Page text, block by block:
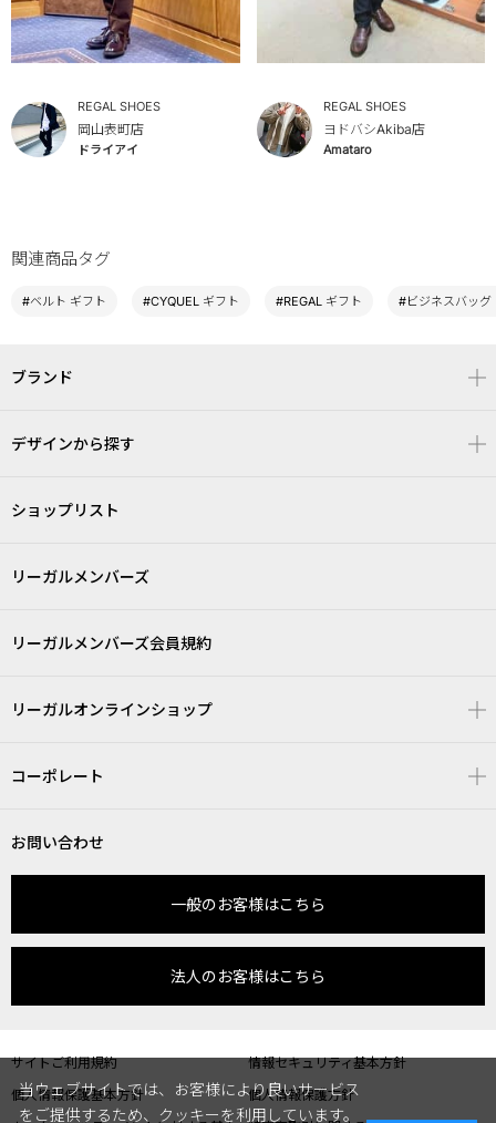
REGAL SHOES
岡山表町店
ドライアイ
REGAL SHOES
ヨドバシAkiba店
Amataro
関連商品タグ
#ベルト ギフト #CYQUEL ギフト #REGAL ギフト #ビジネスバッグ
ブランド
デザインから探す
ショップリスト
リーガルメンバーズ
リーガルメンバーズ会員規約
リーガルオンラインショップ
コーポレート
お問い合わせ
一般のお客様はこちら
法人のお客様はこちら
サイトご利用規約
情報セキュリティ基本方針
個人情報保護基本方針
個人情報保護方針
当ウェブサイトでは、お客様により良いサービス
をご提供するため、クッキーを利用しています。